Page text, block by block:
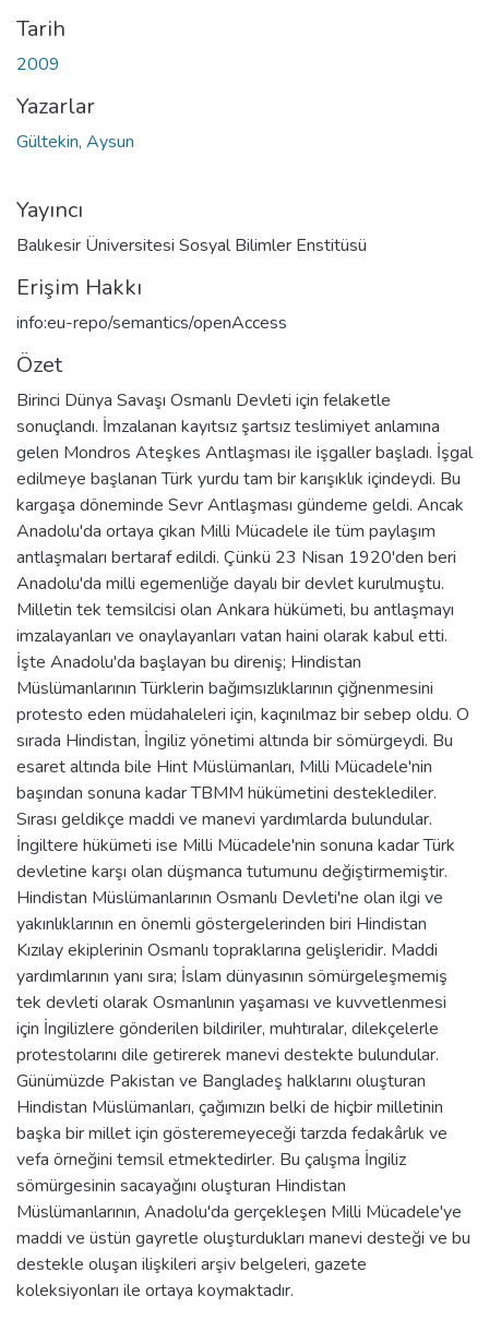
Tarih
2009
Yazarlar
Gültekin, Aysun
Yayıncı
Balıkesir Üniversitesi Sosyal Bilimler Enstitüsü
Erişim Hakkı
info:eu-repo/semantics/openAccess
Özet
Birinci Dünya Savaşı Osmanlı Devleti için felaketle
sonuçlandı. İmzalanan kayıtsız şartsız teslimiyet anlamına
gelen Mondros Ateşkes Antlaşması ile işgaller başladı. İşgal
edilmeye başlanan Türk yurdu tam bir karışıklık içindeydi. Bu
kargaşa döneminde Sevr Antlaşması gündeme geldi. Ancak
Anadolu'da ortaya çıkan Milli Mücadele ile tüm paylaşım
antlaşmaları bertaraf edildi. Çünkü 23 Nisan 1920'den beri
Anadolu'da milli egemenliğe dayalı bir devlet kurulmuştu.
Milletin tek temsilcisi olan Ankara hükümeti, bu antlaşmayı
imzalayanları ve onaylayanları vatan haini olarak kabul etti.
İşte Anadolu'da başlayan bu direniş; Hindistan
Müslümanlarının Türklerin bağımsızlıklarının çiğnenmesini
protesto eden müdahaleleri için, kaçınılmaz bir sebep oldu. O
sırada Hindistan, İngiliz yönetimi altında bir sömürgeydi. Bu
esaret altında bile Hint Müslümanları, Milli Mücadele'nin
başından sonuna kadar TBMM hükümetini desteklediler.
Sırası geldikçe maddi ve manevi yardımlarda bulundular.
İngiltere hükümeti ise Milli Mücadele'nin sonuna kadar Türk
devletine karşı olan düşmanca tutumunu değiştirmemiştir.
Hindistan Müslümanlarının Osmanlı Devleti'ne olan ilgi ve
yakınlıklarının en önemli göstergelerinden biri Hindistan
Kızılay ekiplerinin Osmanlı topraklarına gelişleridir. Maddi
yardımlarının yanı sıra; İslam dünyasının sömürgeleşmemiş
tek devleti olarak Osmanlının yaşaması ve kuvvetlenmesi
için İngilizlere gönderilen bildiriler, muhtıralar, dilekçelerle
protestolarını dile getirerek manevi destekte bulundular.
Günümüzde Pakistan ve Bangladeş halklarını oluşturan
Hindistan Müslümanları, çağımızın belki de hiçbir milletinin
başka bir millet için gösteremeyeceği tarzda fedakârlık ve
vefa örneğini temsil etmektedirler. Bu çalışma İngiliz
sömürgesinin sacayağını oluşturan Hindistan
Müslümanlarının, Anadolu'da gerçekleşen Milli Mücadele'ye
maddi ve üstün gayretle oluşturdukları manevi desteği ve bu
destekle oluşan ilişkileri arşiv belgeleri, gazete
koleksiyonları ile ortaya koymaktadır.